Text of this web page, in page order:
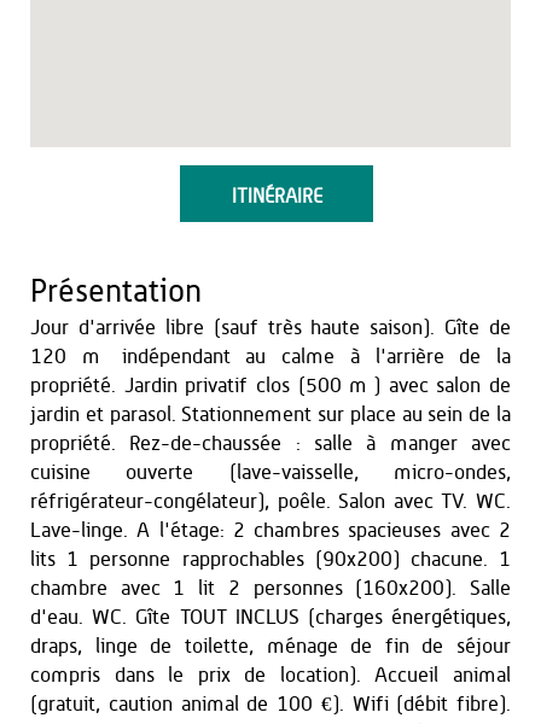
ITINÉRAIRE
Présentation
Jour d'arrivée libre (sauf très haute saison). Gîte de
120 m² indépendant au calme à l'arrière de la
propriété. Jardin privatif clos (500 m²) avec salon de
jardin et parasol. Stationnement sur place au sein de la
propriété. Rez-de-chaussée : salle à manger avec
cuisine ouverte (lave-vaisselle, micro-ondes,
réfrigérateur-congélateur), poêle. Salon avec TV. WC.
Lave-linge. A l'étage: 2 chambres spacieuses avec 2
lits 1 personne rapprochables (90x200) chacune. 1
chambre avec 1 lit 2 personnes (160x200). Salle
d'eau. WC. Gîte TOUT INCLUS (charges énergétiques,
draps, linge de toilette, ménage de fin de séjour
compris dans le prix de location). Accueil animal
(gratuit, caution animal de 100 €). Wifi (débit fibre).